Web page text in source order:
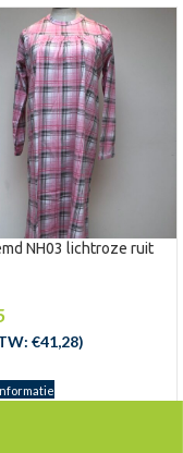
NH03 lichtroze ruit
€41,28)